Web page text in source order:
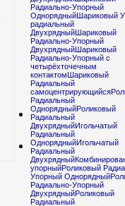
Радиально-Упорный
ОднорядныйШариковый
радиальный
ДвухрядныйШариковый
Радиально-Упорный
ДвухрядныйШариковый
Радиально-Упорный с
четырёхточечным
контактомШариковый
Радиальный
самоцентрирующийся
Радиальный
ОднорядныйРоликовый
Радиальный
ДвухрядныйИгольчатый
Радиальный
ОднорядныйИгольчатый
Радиальный
Двухрядный
упорныйРоликовый
Упорный Однорядный
Радиально-Упорный
ДвухрядныйРоликовый
Радиальный
153548
H
СЗПК